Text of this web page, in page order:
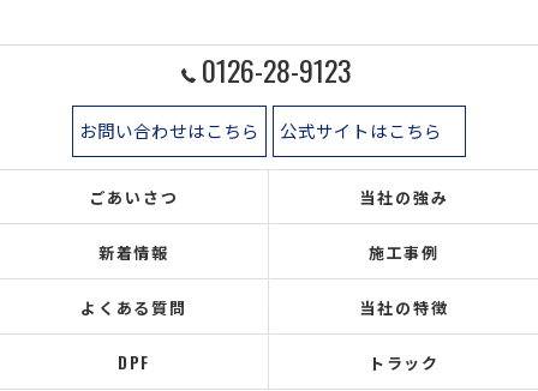
0126-28-9123
お問い合わせはこちら 公式サイトはこちら
ごあいさつ 当社の強み
新着情報 施工事例
よくある質問 当社の特徴
DPF トラック